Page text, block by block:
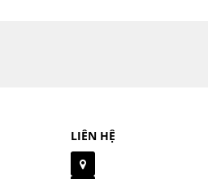
LIÊN HỆ